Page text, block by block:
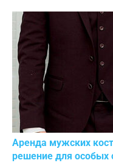
Аренда мужских
решение для особых